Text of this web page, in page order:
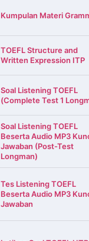
Kumpulan Materi
TOEFL Structure and
Written Expression ITP
Soal Listening TOEFL
(Complete Test 1
Soal Listening TOEFL
Beserta Audio MP3
Jawaban (Post-Test
Longman)
Tes Listening TOEFL
Beserta Audio MP3
Jawaban